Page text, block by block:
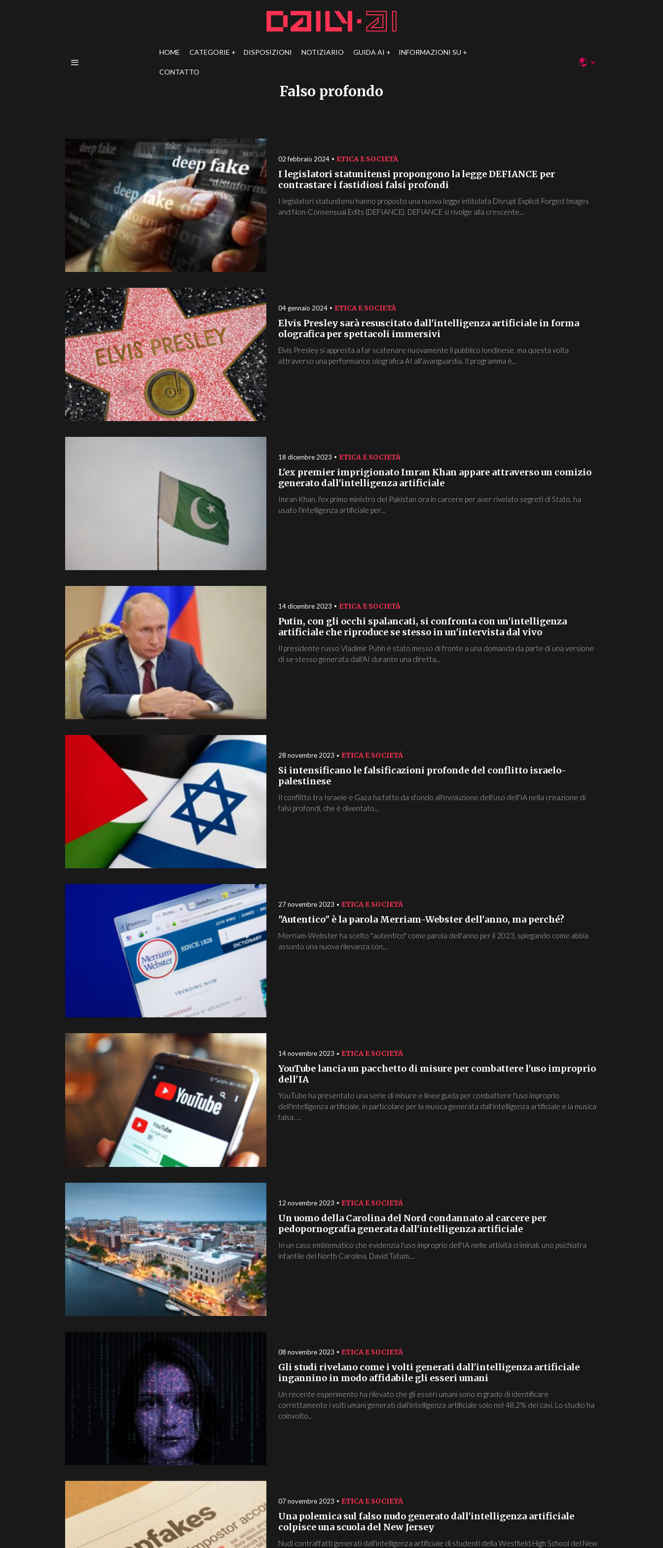
HOME CATEGORIE DISPOSIZIONI NOTIZIARIO GUIDA AI INFORMAZIONI SU
CONTATTO
Falso profondo
02 febbraio 2024 ETICA E SOCIETÀ
I legislatori statunitensi propongono la legge DEFIANCE per
contrastare i fastidiosi falsi profondi
I legislatori statunitensi hanno proposto una nuova legge intitolata Disrupt Explicit Forged Images
and Non-Consensual Edits (DEFIANCE). DEFIANCE si rivolge alla crescente...
04 gennaio 2024 ETICA E SOCIETÀ
Elvis Presley sarà resuscitato dall'intelligenza artificiale in forma
olografica per spettacoli immersivi
Elvis Presley si appresta a far scatenare nuovamente il pubblico londinese, ma questa volta
attraverso una performance olografica AI all'avanguardia. Il programma è...
18 dicembre 2023 ETICA E SOCIETÀ
L'ex premier imprigionato Imran Khan appare attraverso un comizio
generato dall'intelligenza artificiale
Imran Khan, l'ex primo ministro del Pakistan ora in carcere per aver rivelato segreti di Stato, ha
usato l'intelligenza artificiale per...
14 dicembre 2023 ETICA E SOCIETÀ
Putin, con gli occhi spalancati, si confronta con un'intelligenza
artificiale che riproduce se stesso in un'intervista dal vivo
Il presidente russo Vladimir Putin è stato messo di fronte a una domanda da parte di una versione
di se stesso generata dall'AI durante una diretta...
28 novembre 2023 ETICA E SOCIETÀ
Si intensificano le falsificazioni profonde del conflitto israelo-
palestinese
Il conflitto tra Israele e Gaza ha fatto da sfondo all'evoluzione dell'uso dell'IA nella creazione di
falsi profondi, che è diventato...
27 novembre 2023 ETICA E SOCIETÀ
"Autentico" è la parola Merriam-Webster dell'anno, ma perché?
Merriam-Webster ha scelto "autentico" come parola dell'anno per il 2023, spiegando come abbia
assunto una nuova rilevanza con...
14 novembre 2023 ETICA E SOCIETÀ
YouTube lancia un pacchetto di misure per combattere l'uso improprio
dell'IA
YouTube ha presentato una serie di misure e linee guida per combattere l'uso improprio
dell'intelligenza artificiale, in particolare per la musica generata dall'intelligenza artificiale e la musica
falsa. ...
12 novembre 2023 ETICA E SOCIETÀ
Un uomo della Carolina del Nord condannato al carcere per
pedopornografia generata dall'intelligenza artificiale
In un caso emblematico che evidenzia l'uso improprio dell'IA nelle attività criminali, uno psichiatra
infantile del North Carolina, David Tatum,...
08 novembre 2023 ETICA E SOCIETÀ
Gli studi rivelano come i volti generati dall'intelligenza artificiale
ingannino in modo affidabile gli esseri umani
Un recente esperimento ha rilevato che gli esseri umani sono in grado di identificare
correttamente i volti umani generati dall'intelligenza artificiale solo nel 48,2% dei casi. Lo studio ha
coinvolto...
07 novembre 2023 ETICA E SOCIETÀ
Una polemica sul falso nudo generato dall'intelligenza artificiale
colpisce una scuola del New Jersey
Nudi contraffatti generati dall'intelligenza artificiale di studenti della Westfield High School del New